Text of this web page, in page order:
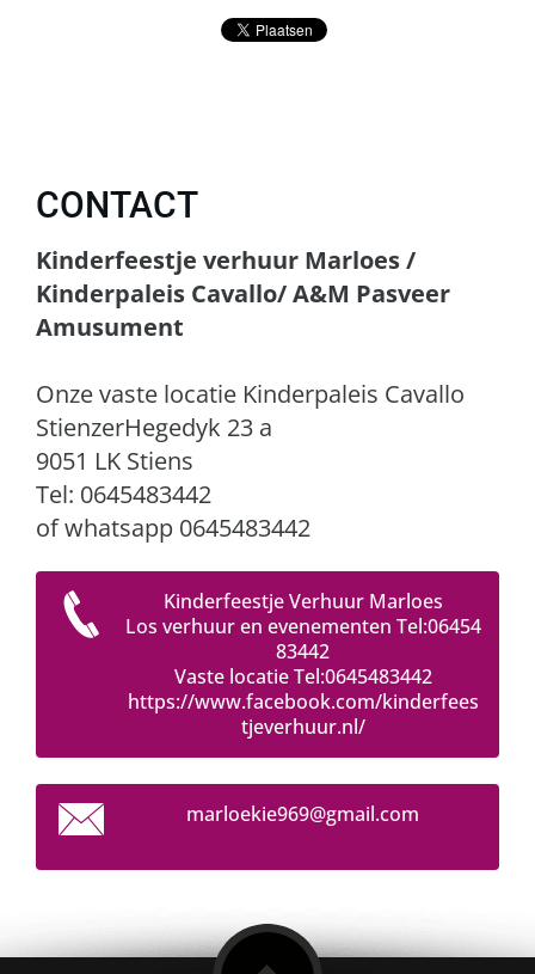
CONTACT
Kinderfeestje verhuur Marloes /
Kinderpaleis Cavallo/ A&M Pasveer
Amusument
Onze vaste locatie Kinderpaleis Cavallo
StienzerHegedyk 23 a
9051 LK Stiens
Tel: 0645483442
of whatsapp 0645483442
Kinderfeestje Verhuur Marloes
Los verhuur en evenementen Tel:06454
83442
Vaste locatie Tel:0645483442
https://www.facebook.com/kinderfees
tjeverhuur.nl/
marloekie969@gmail.com